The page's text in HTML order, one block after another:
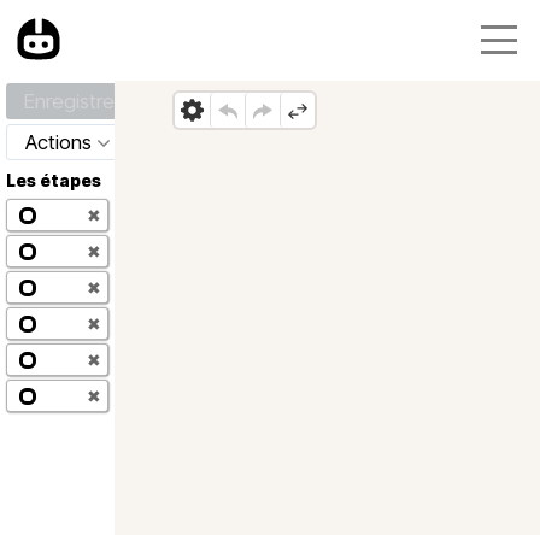
Actions
Les étapes
✖
✖
✖
✖
✖
✖